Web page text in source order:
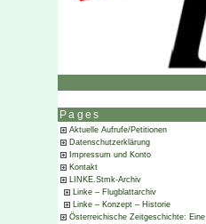
Pages
Aktuelle Aufrufe/Petitionen
Datenschutzerklärung
Impressum und Konto
Kontakt
LINKE.Stmk-Archiv
Linke – Flugblattarchiv
Linke – Konzept – Historie
Österreichische Zeitgeschichte: Eine